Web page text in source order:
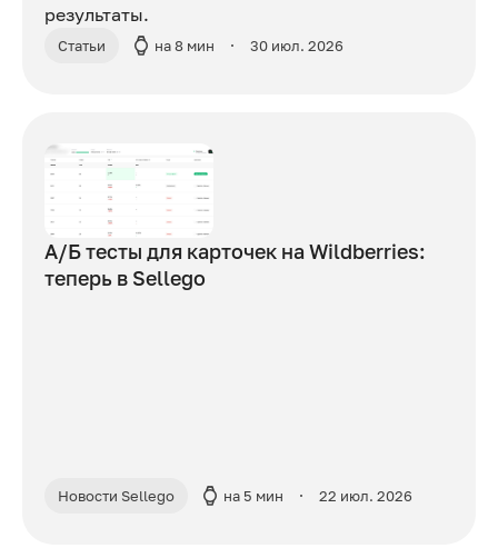
результаты.
Статьи на 8 мин 30 июл. 2026
А/Б тесты для карточек на Wildberries:
теперь в Sellego
Новости Sellego на 5 мин 22 июл. 2026